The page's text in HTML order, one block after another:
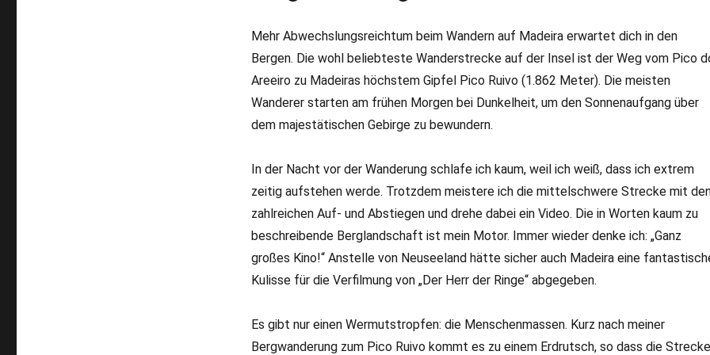
Mehr Abwechslungsreichtum beim Wandern auf Madeira erwartet dich in den
Bergen. Die wohl beliebteste Wanderstrecke auf der Insel ist der Weg vom Pico
Areeiro zu Madeiras höchstem Gipfel Pico Ruivo (1.862 Meter). Die meisten
Wanderer starten am frühen Morgen bei Dunkelheit, um den Sonnenaufgang über
dem majestätischen Gebirge zu bewundern.
In der Nacht vor der Wanderung schlafe ich kaum, weil ich weiß, dass ich extrem
zeitig aufstehen werde. Trotzdem meistere ich die mittelschwere Strecke mit
zahlreichen Auf- und Abstiegen und drehe dabei ein Video. Die in Worten kaum zu
beschreibende Berglandschaft ist mein Motor. Immer wieder denke ich: „Ganz
großes Kino!“ Anstelle von Neuseeland hätte sicher auch Madeira eine
Kulisse für die Verfilmung von „Der Herr der Ringe“ abgegeben.
Es gibt nur einen Wermutstropfen: die Menschenmassen. Kurz nach meiner
Bergwanderung zum Pico Ruivo kommt es zu einem Erdrutsch, so dass die Strecke